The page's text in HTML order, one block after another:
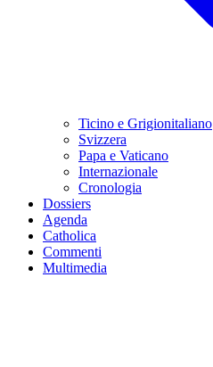
Ticino e Grigionitaliano
Svizzera
Papa e Vaticano
Internazionale
Cronologia
Dossiers
Agenda
Catholica
Commenti
Multimedia